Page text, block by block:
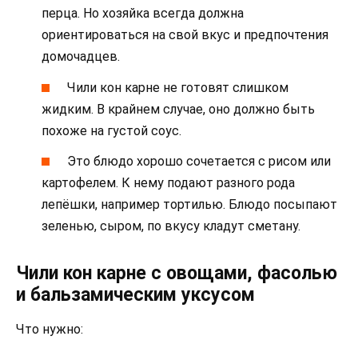
перца. Но хозяйка всегда должна
ориентироваться на свой вкус и предпочтения
домочадцев.
Чили кон карне не готовят слишком
жидким. В крайнем случае, оно должно быть
похоже на густой соус.
Это блюдо хорошо сочетается с рисом или
картофелем. К нему подают разного рода
лепёшки, например тортилью. Блюдо посыпают
зеленью, сыром, по вкусу кладут сметану.
Чили кон карне с овощами, фасолью
и бальзамическим уксусом
Что нужно: